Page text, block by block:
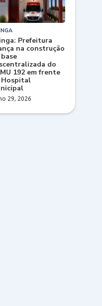
Prefeitura
na construção
do
192 em frente
Hospital
29, 2026